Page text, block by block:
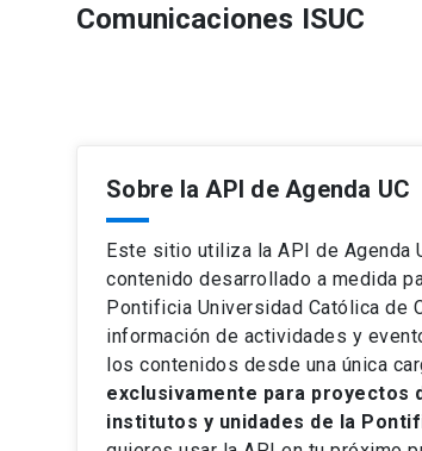
Comunicaciones ISUC
Sobre la API de Agenda UC
Este sitio utiliza la API de Agenda
contenido desarrollado a medida
Pontificia Universidad Católica de
información de actividades y
los contenidos desde una única
exclusivamente para proyectos
institutos y unidades de la